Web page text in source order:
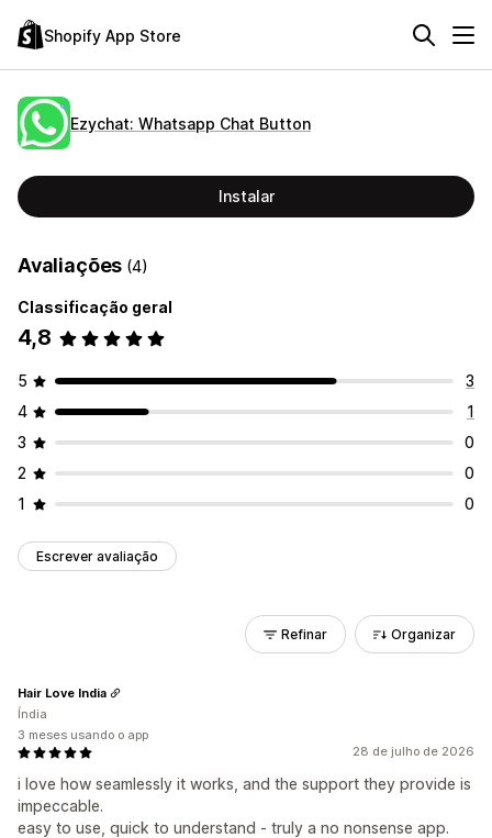
Shopify App Store
Ezychat: Whatsapp Chat Button
Instalar
Avaliações (4)
Classificação geral
4,8
5
3
4
1
3
0
2
0
1
0
Escrever avaliação
Refinar Organizar
28 de julho de 2026
i love how seamlessly it works, and the support they provide is
impeccable.
easy to use, quick to understand - truly a no nonsense app.
Hair Love India
Índia
3 meses usando o app